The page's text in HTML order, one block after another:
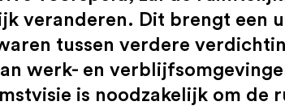
veranderen. Dit brengt een
tussen verdere
werk- en
is noodzakelijk om de